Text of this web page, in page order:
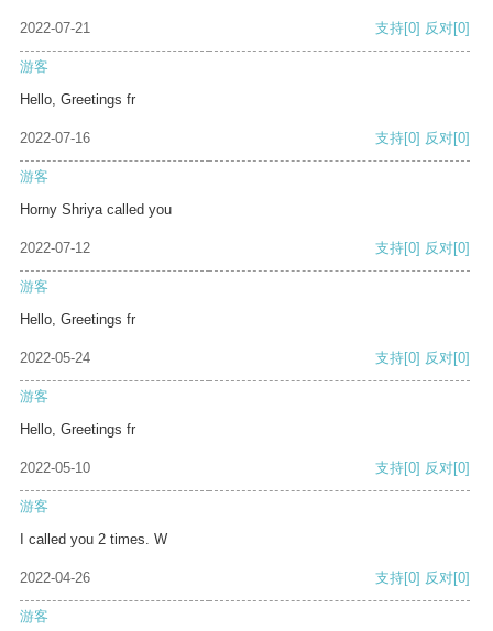
2022-07-21 支持[0] 反对[0]
游客
Hello, Greetings fr
2022-07-16 支持[0] 反对[0]
游客
Horny Shriya called you
2022-07-12 支持[0] 反对[0]
游客
Hello, Greetings fr
2022-05-24 支持[0] 反对[0]
游客
Hello, Greetings fr
2022-05-10 支持[0] 反对[0]
游客
I called you 2 times. W
2022-04-26 支持[0] 反对[0]
游客